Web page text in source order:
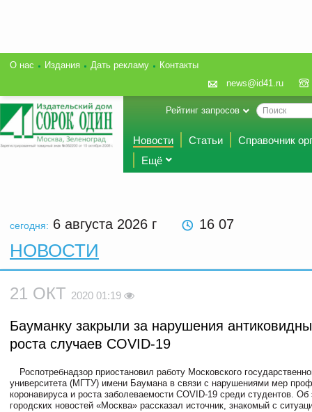
О нас Издания Дать рекламу
Контакты
news@id41.ru
Рейтинг запросов
Новости Статьи
Справочник
Ещё
сегодня: 6 августа 2026 г 16 07
НОВОСТИ
21 ОКТ 2020 01:19
Бауманку закрыли за нарушения
роста случаев COVID-19
Роспотребнадзор приостановил работу Московского
университета (МГТУ) имени Баумана в связи с нарушениями мер
коронавируса и роста заболеваемости COVID-19 среди студентов. Об
городских новостей «Москва» рассказал источник, знакомый с